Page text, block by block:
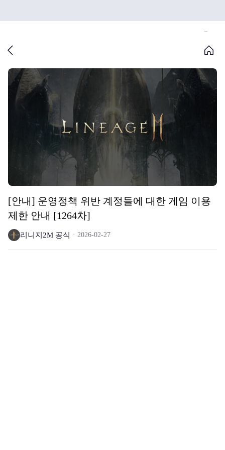
[안내] 운영정책 위반 계정들에 대한 게임 이용
제한 안내 [1264차]
리니지2M 공식 2026-02-27